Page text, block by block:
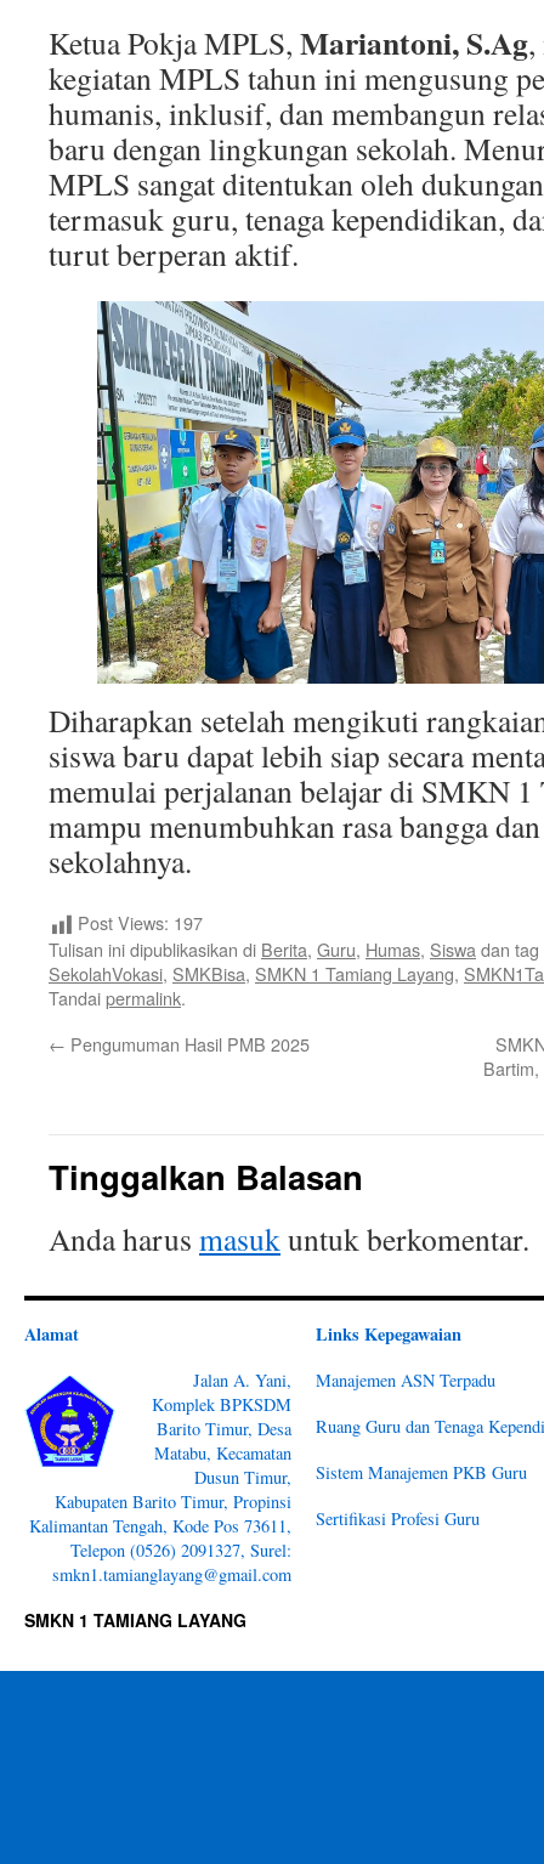
Ketua Pokja MPLS, Mariantoni, S.Ag,
kegiatan MPLS tahun ini mengusung
humanis, inklusif, dan membangun
baru dengan lingkungan sekolah.
MPLS sangat ditentukan oleh
termasuk guru, tenaga kependidikan,
turut berperan aktif.
Diharapkan setelah mengikuti
siswa baru dapat lebih siap secara
memulai perjalanan belajar di SMKN 1
mampu menumbuhkan rasa bangga
sekolahnya.
Post Views: 197
Tulisan ini dipublikasikan di Berita, Guru, Humas, Siswadan tag
SekolahVokasi, SMKBisa, SMKN 1 Tamiang Layang,
Tandaipermalink.
← Pengumuman Hasil PMB 2025
Tinggalkan Balasan
Anda harus masukuntuk berkomentar.
Alamat
Jalan A. Yani,
Komplek BPKSDM
Barito Timur, Desa
Matabu, Kecamatan
Dusun Timur,
Kabupaten Barito Timur, Propinsi
Kalimantan Tengah, Kode Pos 73611,
Telepon (0526) 2091327, Surel:
smkn1.tamianglayang@gmail.com
Links Kepegawaian
Manajemen ASN Terpadu
Ruang Guru dan Tenaga
Sistem Manajemen PKB Guru
Sertifikasi Profesi Guru
SMKN 1 TAMIANG LAYANG